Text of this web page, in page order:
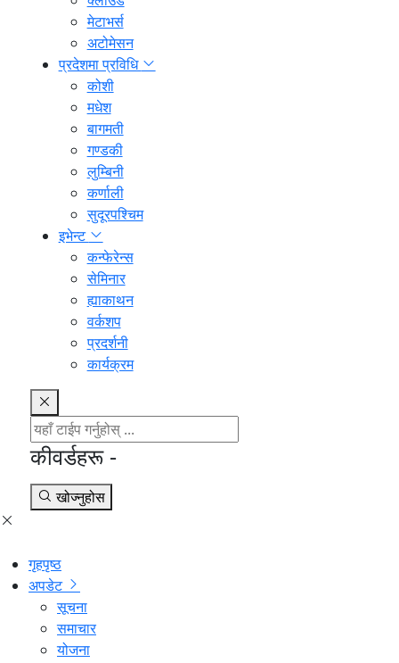
मेटाभर्स
अटोमेसन
प्रदेशमा प्रविधि
कोशी
मधेश
बागमती
गण्डकी
लुम्बिनी
कर्णाली
सुदूरपश्चिम
इभेन्ट
कन्फेरेन्स
सेमिनार
ह्याकाथन
वर्कशप
प्रदर्शनी
कार्यक्रम
कीवर्डहरू -
खोज्नुहोस
गृहपृष्ठ
अपडेट
सूचना
समाचार
योजना